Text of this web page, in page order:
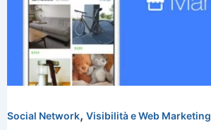
Social Network, Visibilità e Web Marketing